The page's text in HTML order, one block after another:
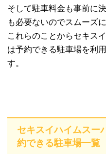
そして駐車料金も事前に
も必要ないのでスムーズ
これらのことからセキス
は予約できる駐車場を利
す。
セキスイハイムスー
約できる駐車場一覧